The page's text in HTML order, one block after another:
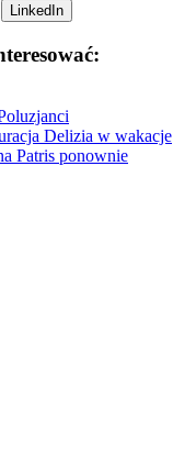
LinkedIn
Delizia w wakacje
Patris ponownie